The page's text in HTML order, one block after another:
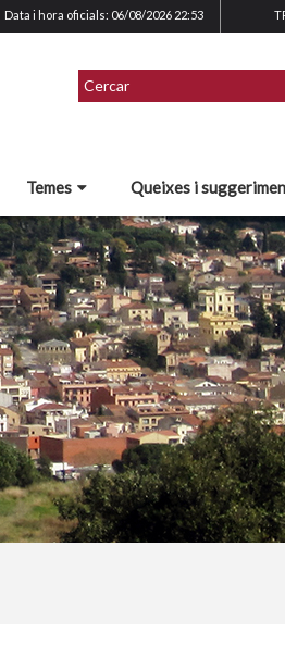
Data i hora oficials: 06/08/2026 22:53
Temes Queixes i